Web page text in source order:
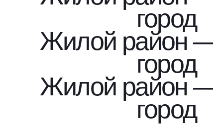
город
Жилой район —
город
Жилой район —
город